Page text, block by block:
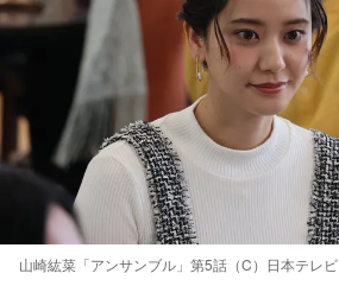
山崎紘菜「アンサンブル」第5話（C）日本テレビ